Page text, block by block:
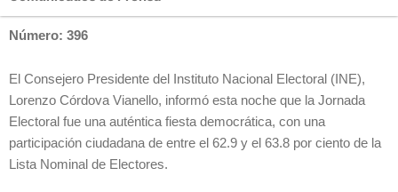
Número: 396
El Consejero Presidente del Instituto Nacional Electoral (INE),
Lorenzo Córdova Vianello, informó esta noche que la Jornada
Electoral fue una auténtica fiesta democrática, con una
participación ciudadana de entre el 62.9 y el 63.8 por ciento de la
Lista Nominal de Electores.